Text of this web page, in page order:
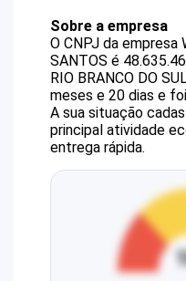
Sobre a empresa
O CNPJ da empresa
SANTOS é
RIO BRANCO DO
meses e 20 dias e
A sua situação
principal atividade
entrega rápida.